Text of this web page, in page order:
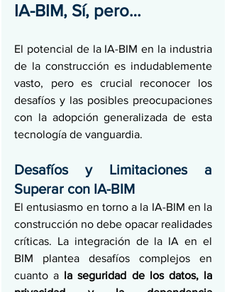
IA-BIM, Sí, pero…
El potencial de la IA-BIM en la industria
de la construcción es indudablemente
vasto, pero es crucial reconocer los
desafíos y las posibles preocupaciones
con la adopción generalizada de esta
tecnología de vanguardia.
Desafíos y Limitaciones a
Superar con IA-BIM
El entusiasmo en torno a la IA-BIM en la
construcción no debe opacar realidades
críticas. La integración de la IA en el
BIM plantea desafíos complejos en
cuanto a la seguridad de los datos, la